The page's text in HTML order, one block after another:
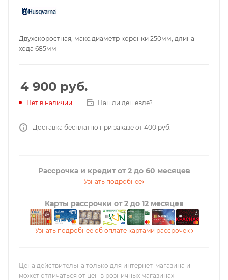
Двухскоростная, макс.диаметр коронки 250мм, длина
хода 685мм
4 900 руб.
Нет в наличии Нашли дешевле?
Доставка бесплатно при заказе от 400 руб.
Рассрочка и кредит от 2 до 60 месяцев
Узнать подробнее
Карты рассрочки от 2 до 12 месяцев
Узнать подробнее об оплате картами рассрочек
Цена действительна только для интернет-магазина и
может отличаться от цен в розничных магазинах